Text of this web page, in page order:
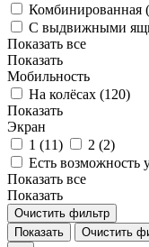
Комбинированная (
С выдвижными
Показать все
Показать
Мобильность
На колёсах (120)
Показать
Экран
1 (11) 2 (2)
Есть возможность
Показать все
Показать
Очистить фильтр
Показать
Очистить